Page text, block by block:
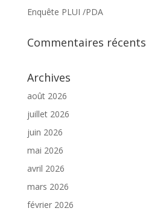
Enquête PLUI /PDA
Commentaires récents
Archives
août 2026
juillet 2026
juin 2026
mai 2026
avril 2026
mars 2026
février 2026